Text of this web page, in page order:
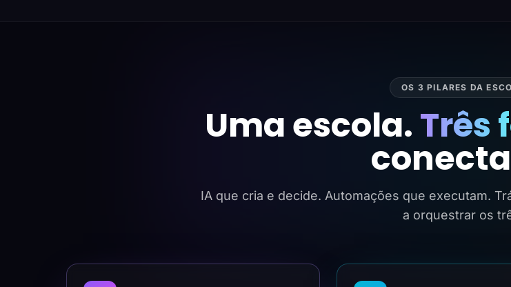
OS 3 PILARES DA
Uma escola.Três
IA que cria e decide. Automações que executam.
a orquestrar os